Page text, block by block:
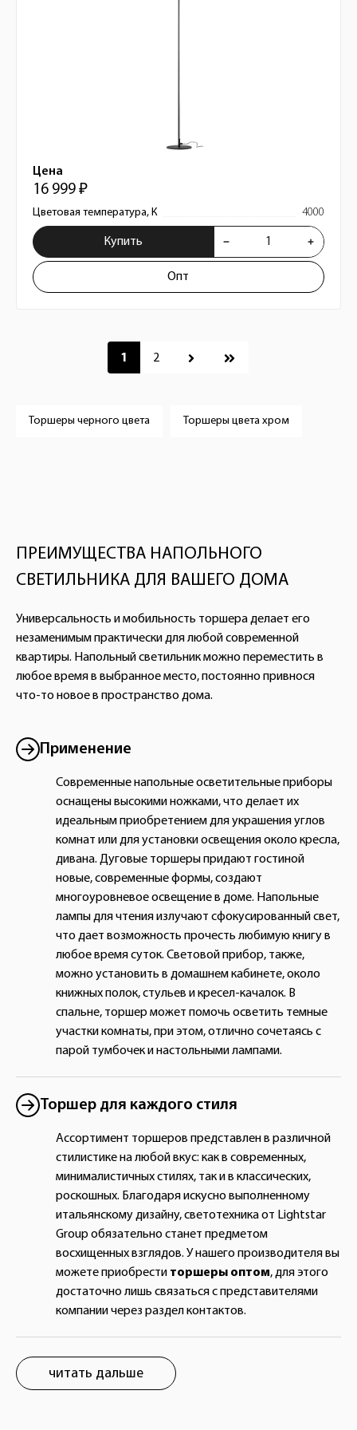
Цена
16 999 ₽
Цветовая температура, К 4000
Купить
Опт
Пагинация
1 2
Торшеры черного цвета Торшеры цвета хром
ПРЕИМУЩЕСТВА НАПОЛЬНОГО
СВЕТИЛЬНИКА ДЛЯ ВАШЕГО ДОМА
Универсальность и мобильность торшера делает его
незаменимым практически для любой современной
квартиры. Напольный светильник можно переместить в
любое время в выбранное место, постоянно привнося
что-то новое в пространство дома.
Применение
Современные напольные осветительные приборы
оснащены высокими ножками, что делает их
идеальным приобретением для украшения углов
комнат или для установки освещения около кресла,
дивана. Дуговые торшеры придают гостиной
новые, современные формы, создают
многоуровневое освещение в доме. Напольные
лампы для чтения излучают сфокусированный свет,
что дает возможность прочесть любимую книгу в
любое время суток. Световой прибор, также,
можно установить в домашнем кабинете, около
книжных полок, стульев и кресел-качалок. В
спальне, торшер может помочь осветить темные
участки комнаты, при этом, отлично сочетаясь с
парой тумбочек и настольными лампами.
Торшер для каждого стиля
Ассортимент торшеров представлен в различной
стилистике на любой вкус: как в современных,
минималистичных стилях, так и в классических,
роскошных. Благодаря искусно выполненному
итальянскому дизайну, светотехника от Lightstar
Group обязательно станет предметом
восхищенных взглядов. У нашего производителя вы
можете приобрести торшеры оптом, для этого
достаточно лишь связаться с представителями
компании через раздел контактов.
читать дальше